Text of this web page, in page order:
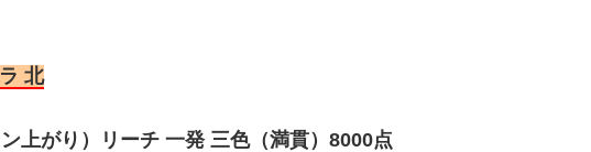
北
上がり）リーチ 一発 三色（満貫）8000点